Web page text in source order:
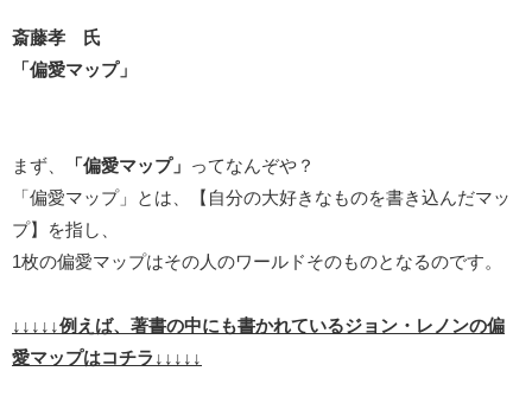
斎藤孝 氏
「偏愛マップ」
まず、 「偏愛マップ」 ってなんぞや？
「偏愛マップ」とは、【自分の大好きなものを書き込んだマッ
プ】を指し、
1枚の偏愛マップはその人のワールドそのものとなるのです。
↓↓↓↓↓例えば、著書の中にも書かれているジョン・レノンの偏
愛マップはコチラ↓↓↓↓↓